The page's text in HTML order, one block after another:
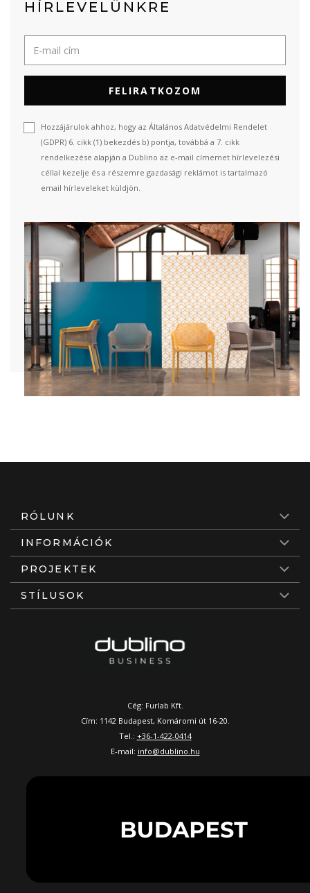
HÍRLEVELÜNKRE
FELIRATKOZOM
Hozzájárulok ahhoz, hogy az Általános Adatvédelmi Rendelet
(GDPR) 6. cikk (1) bekezdés b) pontja, továbbá a 7. cikk
rendelkezése alapján a Dublino az e-mail címemet hírlevelezési
céllal kezelje és a részemre gazdasági reklámot is tartalmazó
email hírleveleket küldjön.
RÓLUNK
INFORMÁCIÓK
PROJEKTEK
STÍLUSOK
Cég: Furlab Kft.
Cím: 1142 Budapest, Komáromi út 16-20.
Tel.: +36-1-422-0414
E-mail: info@dublino.hu